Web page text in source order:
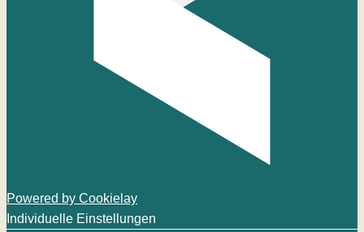
Powered by Cookielay
Individuelle Einstellungen